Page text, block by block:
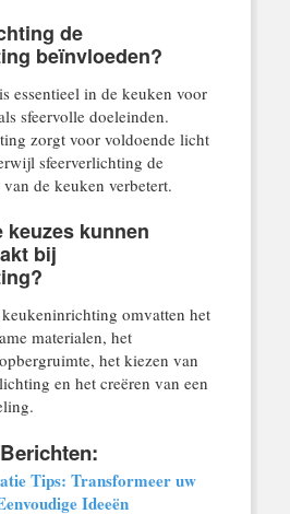
de
beïnvloeden?
essentieel in de keuken voor
sfeervolle doeleinden.
zorgt voor voldoende licht
sfeerverlichting de
de keuken verbetert.
keuzes kunnen
bij
omvatten het
materialen, het
het kiezen van
en het creëren van een
Tips: Transformeer uw
Ideeën